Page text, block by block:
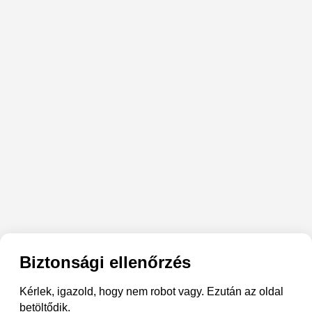
Biztonsági ellenőrzés
Kérlek, igazold, hogy nem robot vagy. Ezután az oldal
betöltődik.